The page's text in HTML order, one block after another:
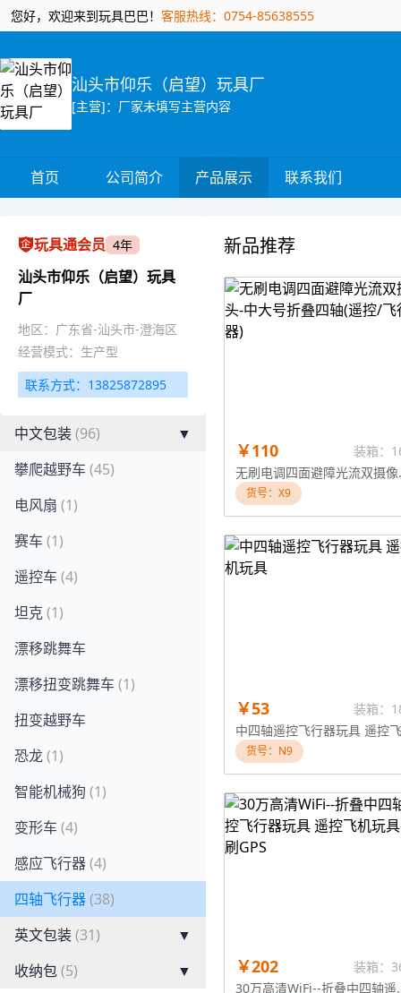
您好，欢迎来到玩具巴巴！ 客服热线：0754-85638555
汕头市仰乐（启望）玩具厂
[主营]：厂家未填写主营内容
首页 公司简介 产品展示 联系我们
玩具通会员 4年
汕头市仰乐（启望）玩具
厂
地区：广东省-汕头市-澄海区
经营模式：生产型
联系方式：13825872895
中文包装(96)
▼
攀爬越野车 (45)
电风扇 (1)
赛车 (1)
遥控车 (4)
坦克(1)
漂移跳舞车
漂移扭变跳舞车 (1)
扭变越野车
恐龙(1)
智能机械狗 (1)
变形车 (4)
感应飞行器(4)
四轴飞行器(38)
英文包装(31)
▼
收纳包(5)
▼
新品推荐
￥110
装箱：
无刷电调
货号：X9
￥53 装箱：
货号：N9
￥202
装箱：
30万高清WiFi--